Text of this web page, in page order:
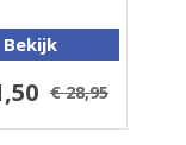
Bekijk
€ 28,95